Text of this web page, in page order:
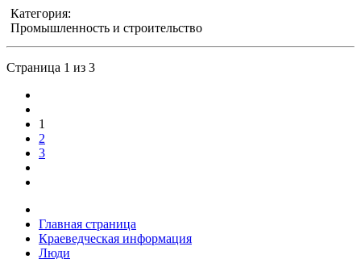
Категория:
Промышленность и строительство
Страница 1 из 3
1
2
3
Главная страница
Краеведческая информация
Люди